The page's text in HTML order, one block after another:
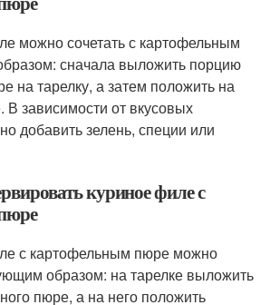
можно сочетать с картофельным
сначала выложить порцию
на тарелку, а затем положить на
В зависимости от вкусовых
добавить зелень, специи или
куриное филе с
с картофельным пюре можно
образом: на тарелке выложить
пюре, а на него положить